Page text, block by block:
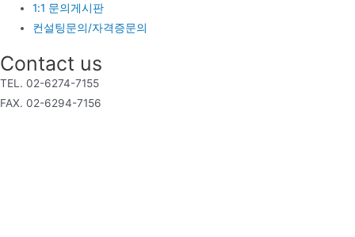
1:1 문의게시판
컨설팅문의/자격증문의
Contact us
TEL. 02-6274-7155
FAX. 02-6294-7156